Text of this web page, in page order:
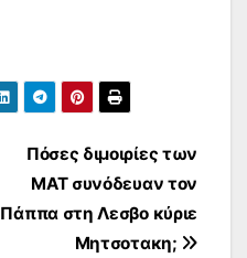
Πόσες διμοιρίες των
ΜΑΤ συνόδευαν τον
Πάππα στη Λεσβο κύριε
Μητσοτακη;